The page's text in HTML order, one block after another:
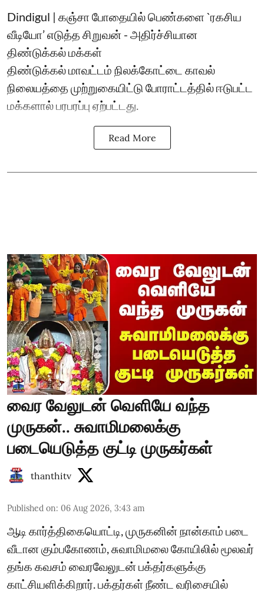
Dindigul | கஞ்சா போதையில் பெண்களை `ரகசிய
வீடியோ’ எடுத்த சிறுவன் - அதிர்ச்சியான
திண்டுக்கல் மக்கள்
திண்டுக்கல் மாவட்டம் நிலக்கோட்டை காவல்
நிலையத்தை முற்றுகையிட்டு போராட்டத்தில் ஈடுபட்ட
மக்களால் பரபரப்பு ஏற்பட்டது.
Read More
வைர வேலுடன் வெளியே வந்த
முருகன்.. சுவாமிமலைக்கு
படையெடுத்த குட்டி முருகர்கள்
thanthitv
Published on: 06 Aug 2026, 3:43 am
ஆடி கார்த்திகையொட்டி, முருகனின் நான்காம் படை
வீடான கும்பகோணம், சுவாமிமலை கோயிலில் மூலவர்
தங்க கவசம் வைரவேலுடன் பக்தர்களுக்கு
காட்சியளிக்கிறார். பக்தர்கள் நீண்ட வரிசையில்